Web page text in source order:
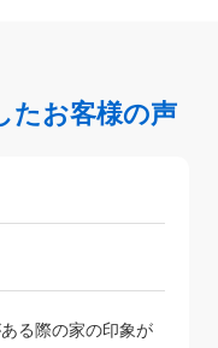
たお客様の声
る際の家の印象が